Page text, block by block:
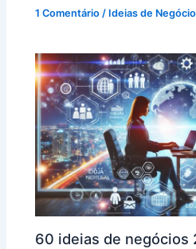
1 Comentário / Ideias de
60 ideias de negócios